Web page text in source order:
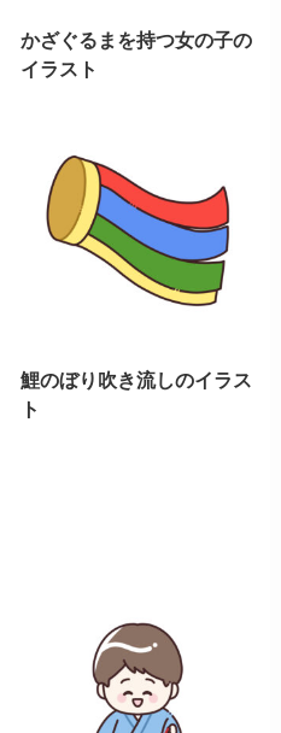
かざぐるまを持つ女の子の
イラスト
鯉のぼり吹き流しのイラス
ト